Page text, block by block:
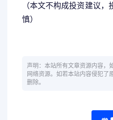
（本文不构成投资建议
慎）
声明：本站所有文章资源内容，
网络资源。如若本站内容侵犯了
删除。